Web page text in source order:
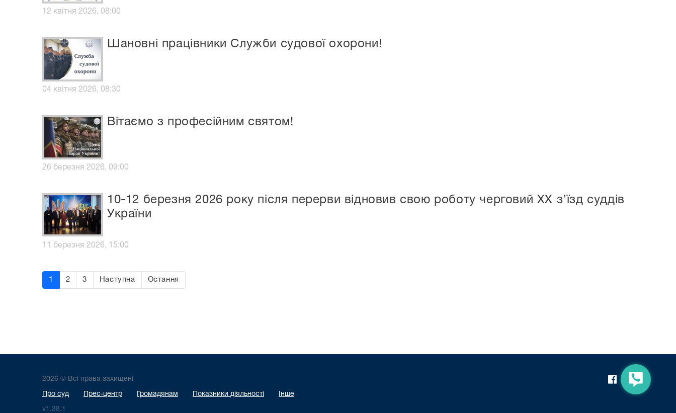
12 квітня 2026, 08:00
Шановні працівники Служби судової охорони!
04 квітня 2026, 08:30
Вітаємо з професійним святом!
26 березня 2026, 09:00
10-12 березня 2026 року після перерви відновив свою роботу черговий ХХ з’їзд суддів
України
11 березня 2026, 15:00
1 2 3 Наступна Остання
2026 © Всі права захищені
Про суд Прес-центр Громадянам Показники діяльності Інше
v1.38.1